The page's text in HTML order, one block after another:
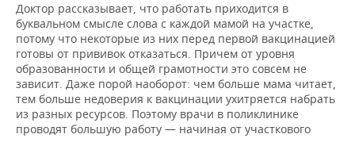
Доктор рассказывает, что работать приходится в
буквальном смысле слова с каждой мамой на участке,
потому что некоторые из них перед первой вакцинацией
готовы от прививок отказаться. Причем от уровня
образованности и общей грамотности это совсем не
зависит. Даже порой наоборот: чем больше мама читает,
тем больше недоверия к вакцинации ухитряется набрать
из разных ресурсов. Поэтому врачи в поликлинике
проводят большую работу — начиная от участкового